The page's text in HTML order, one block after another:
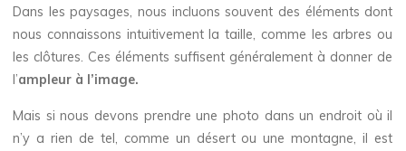
Dans les paysages, nous incluons souvent des éléments dont
nous connaissons intuitivement la taille, comme les arbres ou
les clôtures. Ces éléments suffisent généralement à donner de
l’ampleur à l’image.
Mais si nous devons prendre une photo dans un endroit où il
n’y a rien de tel, comme un désert ou une montagne, il est